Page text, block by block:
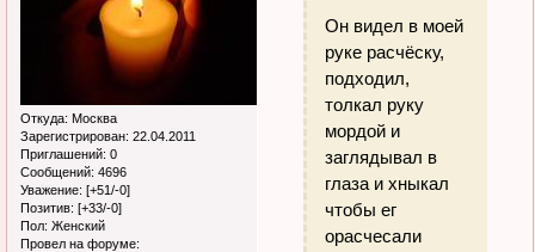
Откуда: Москва
Зарегистрирован: 22.04.2011
Приглашений: 0
Сообщений: 4696
Уважение: [+51/-0]
Позитив: [+33/-0]
Пол: Женский
Провел на форуме:
Он видел в моей
руке расчёску,
подходил,
толкал руку
мордой и
заглядывал в
глаза и хныкал
чтобы ег
орасчесали